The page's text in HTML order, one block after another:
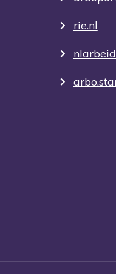
rie.nl